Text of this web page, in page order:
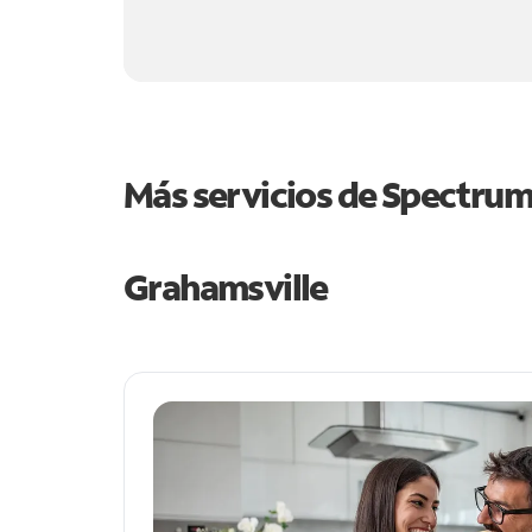
Más servicios de
Grahamsville